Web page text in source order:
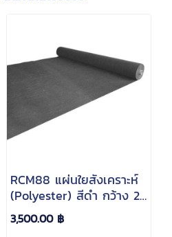
RCM88 แผ่นใยสังเคราะห์
(Polyester) สีดำ กว้าง 2
ม. ยาว 50 ม. หนา 170
gsm (แบบม้วน)
3,500.00 ฿